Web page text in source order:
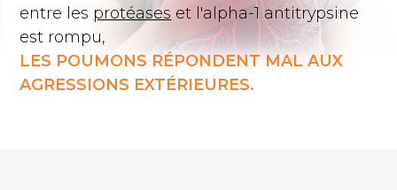
entre les protéases et l'alpha-1 antitrypsine
est rompu,
LES POUMONS RÉPONDENT MAL AUX
AGRESSIONS EXTÉRIEURES.